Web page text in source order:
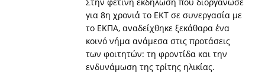
Στην φετινή εκδήλωση που διοργάνωσε
για 8η χρονιά το ΕΚΤ σε συνεργασία με
το ΕΚΠΑ, αναδείχθηκε ξεκάθαρα ένα
κοινό νήμα ανάμεσα στις προτάσεις
των φοιτητών: τη φροντίδα και την
ενδυνάμωση της τρίτης ηλικίας.